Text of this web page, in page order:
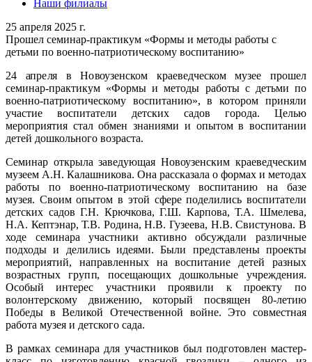
Наши филиалы
25 апреля 2025 г.
Прошел семинар-практикум «Формы и методы работы с
детьми по военно-патриотическому воспитанию»
24 апреля в Новоузенском краеведческом музее прошел
семинар-практикум «Формы и методы работы с детьми по
военно-патриотическому воспитанию», в котором приняли
участие воспитатели детских садов города. Целью
мероприятия стал обмен знаниями и опытом в воспитании
детей дошкольного возраста.
Семинар открыла заведующая Новоузенским краеведческим
музеем А.Н. Калашникова. Она рассказала о формах и методах
работы по военно-патриотическому воспитанию на базе
музея. Своим опытом в этой сфере поделились воспитатели
детских садов Г.Н. Крючкова, Г.Ш. Карпова, Т.А. Шмелева,
Н.А. Кептэнар, Т.В. Родина, Н.В. Гузеева, Н.В. Свистунова. В
ходе семинара участники активно обсуждали различные
подходы и делились идеями. Были представлены проекты
мероприятий, направленных на воспитание детей разных
возрастных групп, посещающих дошкольные учреждения.
Особый интерес участники проявили к проекту по
волонтерскому движению, который посвящен 80-летию
Победы в Великой Отечественной войне. Это совместная
работа музея и детского сада.
В рамках семинара для участников был подготовлен мастер-